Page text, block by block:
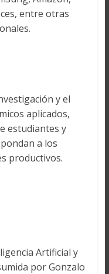
entre otras
y el
aplicados,
estudiantes y
a los
productivos.
Artificial y
por Gonzalo